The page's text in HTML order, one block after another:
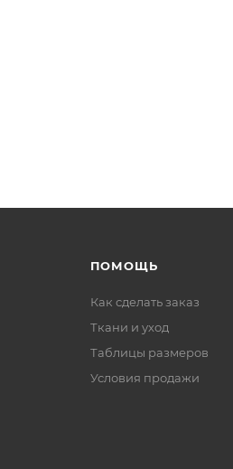
ПОМОЩЬ
Как сделать заказ
Ткани и уход
Таблицы размеров
Условия продажи